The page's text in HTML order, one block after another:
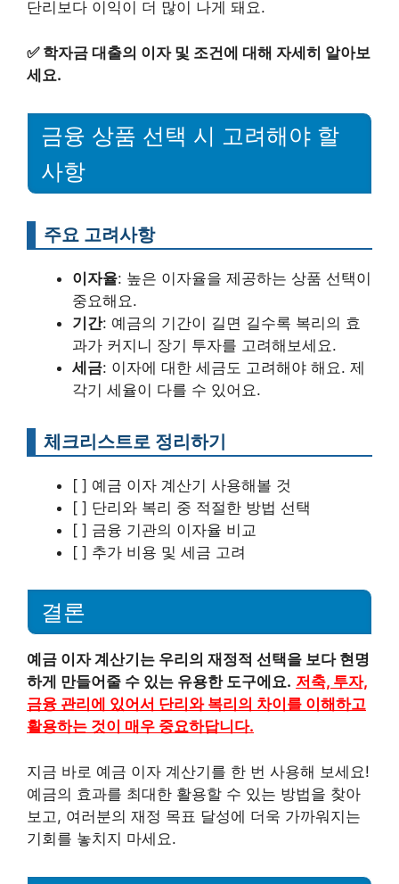
단리보다 이익이 더 많이 나게 돼요.
✅ 학자금 대출의 이자 및 조건에 대해 자세히 알아보
세요.
금융 상품 선택 시 고려해야 할
사항
주요 고려사항
이자율: 높은 이자율을 제공하는 상품 선택이
중요해요.
기간: 예금의 기간이 길면 길수록 복리의 효
과가 커지니 장기 투자를 고려해보세요.
세금: 이자에 대한 세금도 고려해야 해요. 제
각기 세율이 다를 수 있어요.
체크리스트로 정리하기
[ ] 예금 이자 계산기 사용해볼 것
[ ] 단리와 복리 중 적절한 방법 선택
[ ] 금융 기관의 이자율 비교
[ ] 추가 비용 및 세금 고려
결론
예금 이자 계산기는 우리의 재정적 선택을 보다 현명
하게 만들어줄 수 있는 유용한 도구에요. 저축, 투자,
금융 관리에 있어서 단리와 복리의 차이를 이해하고
활용하는 것이 매우 중요하답니다.
지금 바로 예금 이자 계산기를 한 번 사용해 보세요!
예금의 효과를 최대한 활용할 수 있는 방법을 찾아
보고, 여러분의 재정 목표 달성에 더욱 가까워지는
기회를 놓치지 마세요.